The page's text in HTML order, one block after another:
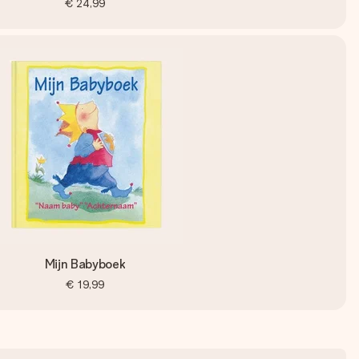
€ 24,99
Mijn Babyboek
€ 19,99